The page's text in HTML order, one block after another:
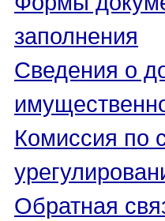
заполнения
Сведения о
Комиссия по
Обратная